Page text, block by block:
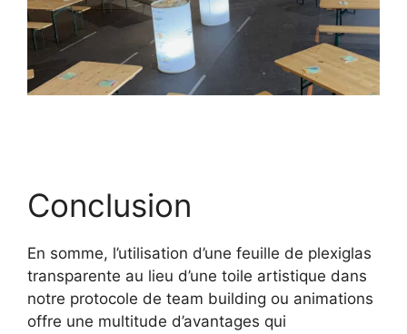
Conclusion
En somme, l’utilisation d’une feuille de plexiglas
transparente au lieu d’une toile artistique dans
notre protocole de team building ou animations
offre une multitude d’avantages qui